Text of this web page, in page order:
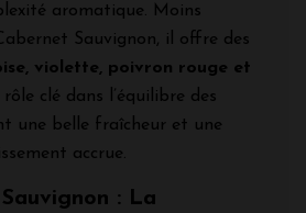
aromatique. Moins
Sauvignon, il offre des
violette, poivron rouge et
clé dans l’équilibre des
une belle fraîcheur et une
accrue.
: La